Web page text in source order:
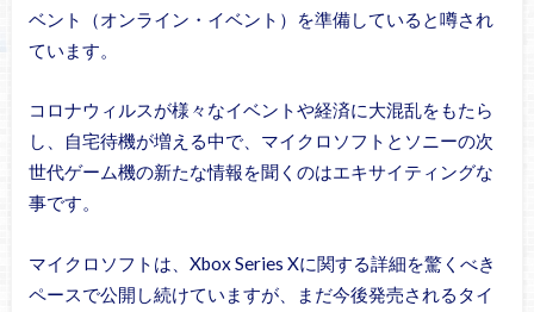
ベント（オンライン・イベント）を準備していると噂され
ています。
コロナウィルスが様々なイベントや経済に大混乱をもたら
し、自宅待機が増える中で、マイクロソフトとソニーの次
世代ゲーム機の新たな情報を聞くのはエキサイティングな
事です。
マイクロソフトは、Xbox Series Xに関する詳細を驚くべき
ペースで公開し続けていますが、まだ今後発売されるタイ